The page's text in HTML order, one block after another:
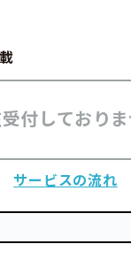
付しており
サービスの流れ